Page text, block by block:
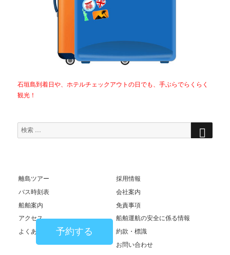
予約する
石垣島到着日や、ホテルチェックアウトの日でも、手ぶらでらくらく
観光！
検
索
検
離島ツアー
バス時刻表
船舶案内
アクセス
よくあるご質問
採用情報
会社案内
免責事項
船舶運航の安全に係る情報
約款・標識
お問い合わせ